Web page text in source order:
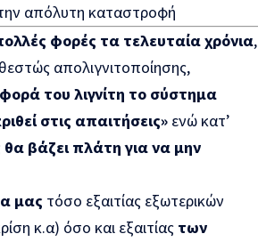
απόλυτη καταστροφή
φορές τα τελευταία χρόνια,
απολιγνιτοποίησης,
του λιγνίτη το σύστημα
στις απαιτήσεις» ενώ κατ’
θα βάζει πλάτη για να μην
μας τόσο εξαιτίας εξωτερικών
κ.α) όσο και εξαιτίας των